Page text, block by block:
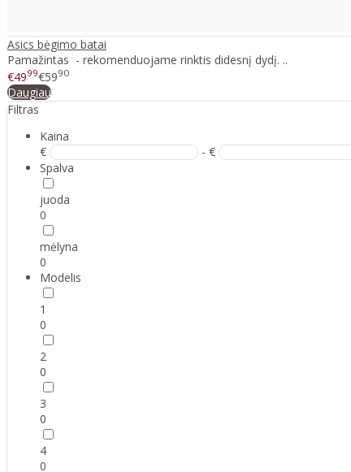
Asics bėgimo batai
Pamažintas - rekomenduojame rinktis didesnį dydį. ..
€4999€5990
Daugiau
Filtras
Kaina
€
- €
Spalva
juoda
0
mėlyna
0
Modelis
1
0
2
0
3
0
4
0